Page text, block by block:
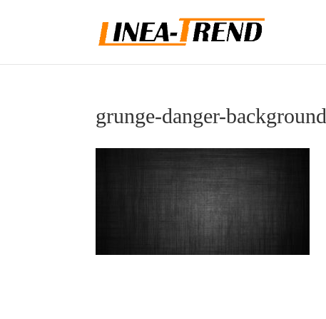
grunge-danger-background